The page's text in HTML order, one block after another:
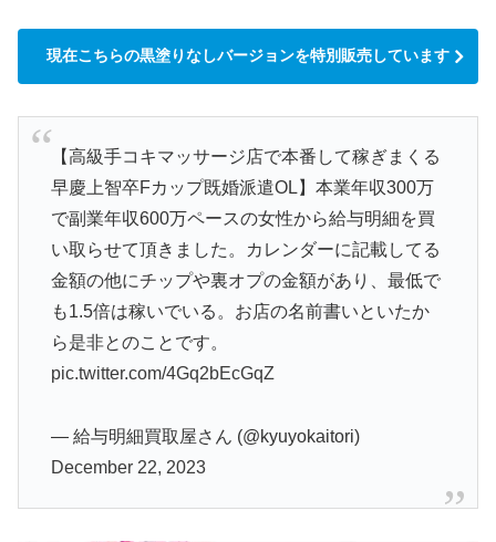
現在こちらの黒塗りなしバージョンを特別販売しています
【高級手コキマッサージ店で本番して稼ぎまくる
早慶上智卒Fカップ既婚派遣OL】本業年収300万
で副業年収600万ペースの女性から給与明細を買
い取らせて頂きました。カレンダーに記載してる
金額の他にチップや裏オプの金額があり、最低で
も1.5倍は稼いでいる。お店の名前書いといたか
ら是非とのことです。
pic.twitter.com/4Gq2bEcGqZ
— 給与明細買取屋さん (@kyuyokaitori)
December 22, 2023